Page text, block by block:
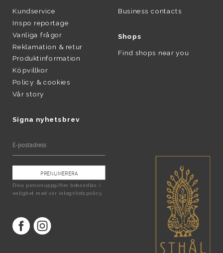
Kundservice
Inspo reportage
Vanliga frågor
Reklamation & retur
Produktinformation
Köpvillkor
Policy & cookies
Vår story
Signa nyhetsbrev
PRENUMERERA
Dina personuppgifter behandlas i
enlighet med vår integritetspolicy.
Business contacts
Shops
Find shops near you